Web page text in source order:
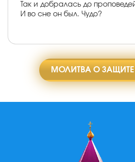
Так и добралась до
И во сне он был. Чудо?
МОЛИТВА О ЗАЩИТЕ